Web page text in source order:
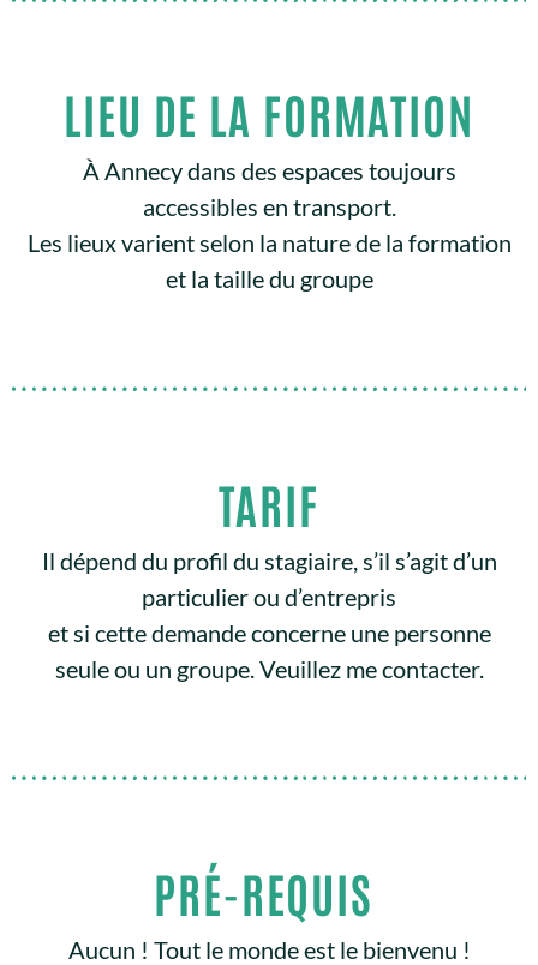
LIEU DE LA FORMATION
À Annecy dans des espaces toujours
accessibles en transport.
Les lieux varient selon la nature de la formation
et la taille du groupe
TARIF
Il dépend du profil du stagiaire, s’il s’agit d’un
particulier ou d’entrepris
et si cette demande concerne une personne
seule ou un groupe. Veuillez me contacter.
PRÉ-REQUIS
Aucun ! Tout le monde est le bienvenu !